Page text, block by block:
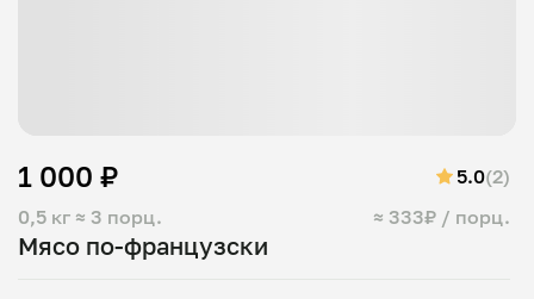
Мясо по-французски
0,5 кг ≈ 3 порц. ≈ 333₽ / порц.
1 000 ₽ 5.0(2)